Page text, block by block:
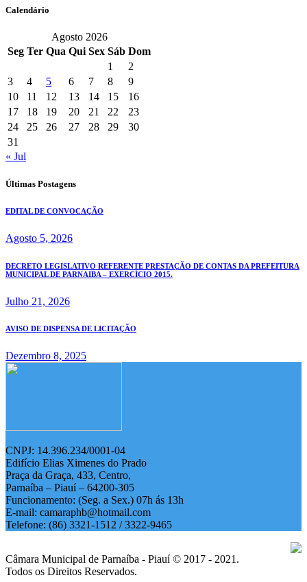
Calendário
Agosto 2026
Seg Ter Qua Qui Sex Sáb Dom
1
2
3
4 5 6 7 8
9
10
11 12 13 14 15
16
17
18 19 20 21 22
23
24
25 26 27 28 29
30
31
« Jul
Últimas Postagens
EDITAL DE CONVOCAÇÃO
Agosto 5, 2026
DECRETO LEGISLATIVO REFERENTE PRESTAÇÃO DE CONTAS DA PREFEITURA
MUNICIPAL DE PARNAIBA – EXERCÍCIO 2015.
Julho 21, 2026
AVISO DE DISPENSA DE LICITAÇÃO
Dezembro 8, 2025
CNPJ: 14.396.234/0001-04
Edifício Elias Ximenes do Prado
Praça da Graça, 433, Centro,
Parnaíba – Piauí – 64200-305
Funcionamento: (Seg. a Sex.) 07h ás 13h
E-mail: camaraphb@hotmail.com
Telefone: (86) 3321-1512 / 3322-9465
Câmara Municipal de Parnaíba - Piauí © 2017 - 2021.
Todos os Direitos Reservados.